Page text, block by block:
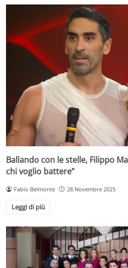
Ballando con le stelle, Filippo
chi voglio battere”
Fabio Belmonte 28 Novembre 2025
Leggi di più